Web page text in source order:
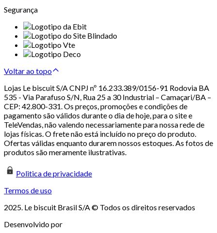
Segurança
Voltar ao topo
Lojas Le biscuit S/A CNPJ nº 16.233.389/0156-91 Rodovia BA
535 - Via Parafuso S/N, Rua 25 a 30 Industrial – Camaçari/BA –
CEP: 42.800-331. Os preços, promoções e condições de
pagamento são válidos durante o dia de hoje, para o site e
TeleVendas, não valendo necessariamente para nossa rede de
lojas físicas. O frete não está incluído no preço do produto.
Ofertas válidas enquanto durarem nossos estoques. As fotos de
produtos são meramente ilustrativas.
Politica de privacidade
Termos de uso
2025. Le biscuit Brasil S/A © Todos os direitos reservados
Desenvolvido por